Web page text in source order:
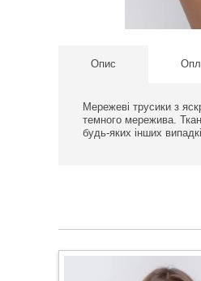
Опис
Мережеві трусики з
темного мережива.
будь-яких інших